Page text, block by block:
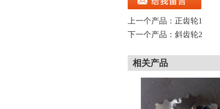
上一个产品： 正齿轮1
下一个产品： 斜齿轮2
相关产品